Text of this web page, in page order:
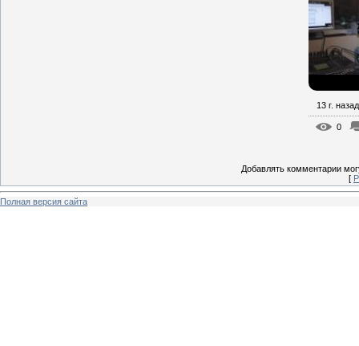
13 г. назад
0
Добавлять комментарии
[
Полная версия сайта